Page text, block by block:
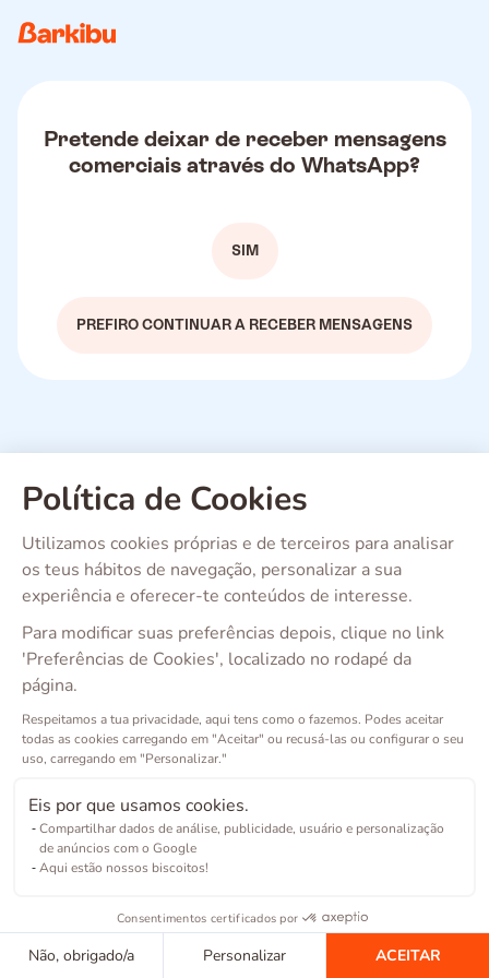
Política de Cookies
Utilizamos cookies próprias e de terceiros para analisar
os teus hábitos de navegação, personalizar a sua
experiência e oferecer-te conteúdos de interesse.
Para modificar suas preferências depois, clique no link
'Preferências de Cookies', localizado no rodapé da
página.
Respeitamos a tua privacidade, aqui tens como o fazemos. Podes aceitar
todas as cookies carregando em "Aceitar" ou recusá-las ou configurar o seu
uso, carregando em "Personalizar."
Eis por que usamos cookies.
Compartilhar dados de análise, publicidade, usuário e personalização
de anúncios com o Google
Aqui estão nossos biscoitos!
Consentimentos certificados por
Não, obrigado/a Personalizar ACEITAR
Pretende deixar de receber mensagens
comerciais através do WhatsApp?
SIM
PREFIRO CONTINUAR A RECEBER MENSAGENS
Copyright ©2026Barkibu